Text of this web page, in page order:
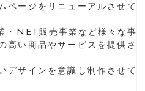
ページをリニューアルさせて
・NET販売事業など様々な事
高い商品やサービスを提供さ
デザインを意識し制作させて